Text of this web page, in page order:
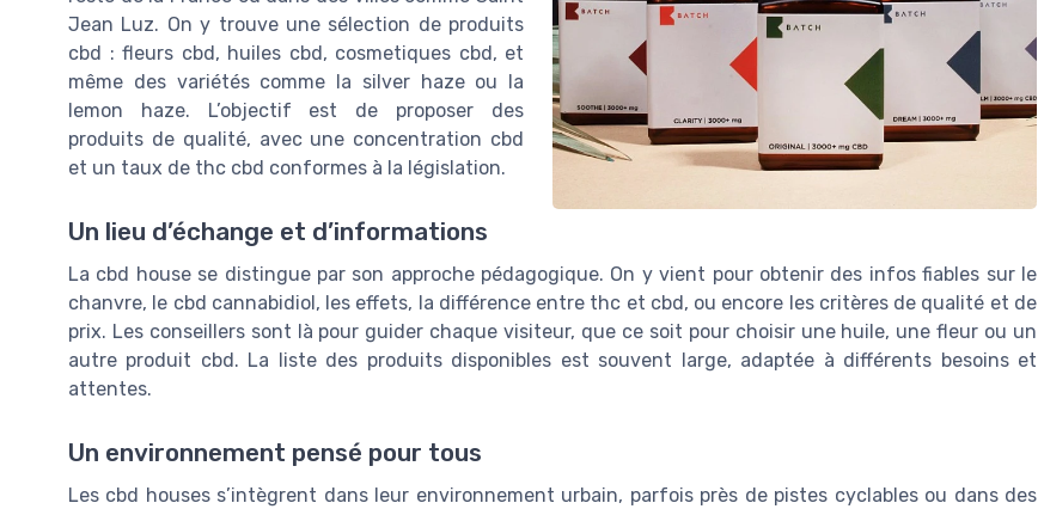
Jean Luz. On y trouve une sélection de produits
cbd : fleurs cbd, huiles cbd, cosmetiques cbd, et
même des variétés comme la silver haze ou la
lemon haze. L’objectif est de proposer des
produits de qualité, avec une concentration cbd
et un taux de thc cbd conformes à la législation.
Un lieu d’échange et d’informations
La cbd house se distingue par son approche pédagogique. On y vient pour obtenir des infos fiables sur le
chanvre, le cbd cannabidiol, les effets, la différence entre thc et cbd, ou encore les critères de qualité et de
prix. Les conseillers sont là pour guider chaque visiteur, que ce soit pour choisir une huile, une fleur ou un
autre produit cbd. La liste des produits disponibles est souvent large, adaptée à différents besoins et
attentes.
Un environnement pensé pour tous
Les cbd houses s’intègrent dans leur environnement urbain, parfois près de pistes cyclables ou dans des